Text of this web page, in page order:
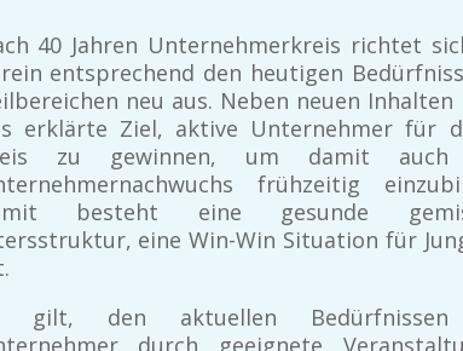
40 Jahren Unternehmerkreis richtet
entsprechend den heutigen
neu aus. Neben neuen Inhalten
erklärte Ziel, aktive Unternehmer für
zu gewinnen, um damit auch
frühzeitig
besteht eine gesunde
eine Win-Win Situation für
gilt, den aktuellen
durch geeignete